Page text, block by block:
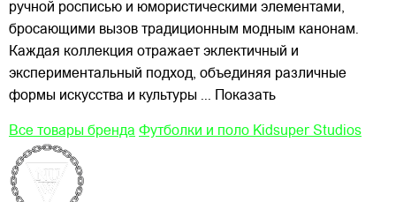
ручной росписью и юмористическими элементами,
бросающими вызов традиционным модным канонам.
Каждая коллекция отражает эклектичный и
экспериментальный подход, объединяя различные
формы искусства и культуры ... Показать
Все товары бренда Футболки и поло Kidsuper Studios